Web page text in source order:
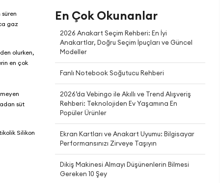
gaz
olurken,
en çok
süt
Silikon
En Çok Okunanlar
2026 Anakart Seçim Rehberi: En İyi
Anakartlar, Doğru Seçim İpuçları ve Güncel
Modeller
Fanlı Notebook Soğutucu Rehberi
2026’da Vebingo ile Akıllı ve Trend Alışveriş
Rehberi: Teknolojiden Ev Yaşamına En
Popüler Ürünler
Ekran Kartları ve Anakart Uyumu: Bilgisayar
Performansınızı Zirveye Taşıyın
Dikiş Makinesi Almayı Düşünenlerin Bilmesi
Gereken 10 Şey